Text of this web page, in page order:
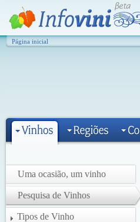
Página inicial
Uma ocasião, um vinho
Pesquisa de Vinhos
Tipos de Vinho